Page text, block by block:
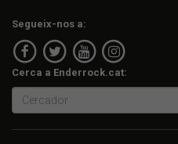
Segueix-nos a:
Cerca a Enderrock.cat: